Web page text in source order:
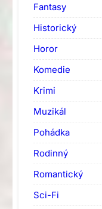
Fantasy
Historický
Horor
Komedie
Krimi
Muzikál
Pohádka
Rodinný
Romantický
Sci-Fi